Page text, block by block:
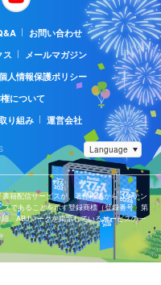
お問い合わせ
ス
メールマガジン
人情報保護ポリシー
について
り組み 運営会社
籍配信サービスが、著作権者からコンテン
スであることを示す登録商標（登録番号 第
、ABJマークを掲示しているサービスの一